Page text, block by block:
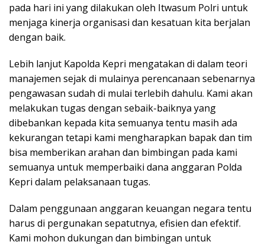
pada hari ini yang dilakukan oleh Itwasum Polri untuk
menjaga kinerja organisasi dan kesatuan kita berjalan
dengan baik.
Lebih lanjut Kapolda Kepri mengatakan di dalam teori
manajemen sejak di mulainya perencanaan sebenarnya
pengawasan sudah di mulai terlebih dahulu. Kami akan
melakukan tugas dengan sebaik-baiknya yang
dibebankan kepada kita semuanya tentu masih ada
kekurangan tetapi kami mengharapkan bapak dan tim
bisa memberikan arahan dan bimbingan pada kami
semuanya untuk memperbaiki dana anggaran Polda
Kepri dalam pelaksanaan tugas.
Dalam penggunaan anggaran keuangan negara tentu
harus di pergunakan sepatutnya, efisien dan efektif.
Kami mohon dukungan dan bimbingan untuk